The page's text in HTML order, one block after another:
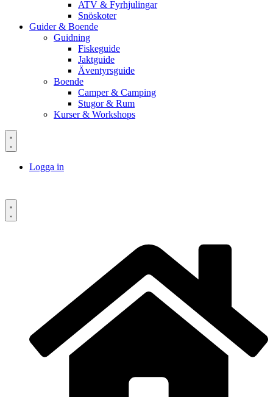
ATV & Fyrhjulingar
Snöskoter
Guider & Boende
Guidning
Fiskeguide
Jaktguide
Äventyrsguide
Boende
Camper & Camping
Stugor & Rum
Kurser & Workshops
Logga in